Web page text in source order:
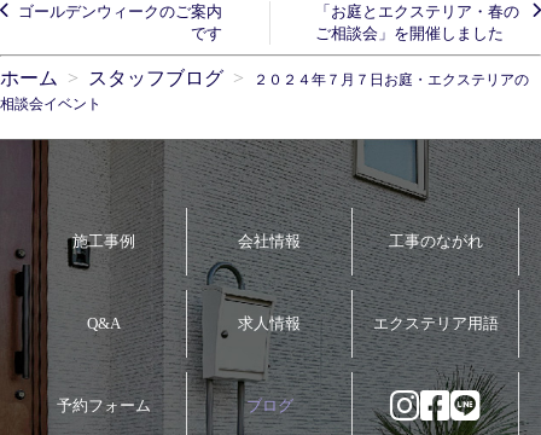
「お庭とエクステリア・春の
ご相談会」を開催しました
ゴールデンウィークのご案内
です
ホーム スタッフブログ
２０２４年７月７日お庭・エクステリアの
相談会イベント
施工事例 会社情報 工事のながれ
Q&A 求人情報 エクステリア用語
予約フォーム ブログ